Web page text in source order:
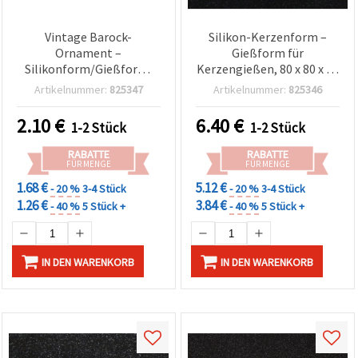
Vintage Barock-
Ornament –
Silikonform/Gießform,
128×57×10 mm, für Resin,
Clay & Gips, DIY Basteln
Artikelnummer: 825347
2.10€ 1-2 Stück
RABATTE
FÜR MENGE
1.68 €- 20 %3-4 Stück
1.26 €- 40 %5 Stück +
IN DEN WARENKORB
Silikon-Kerzenform –
Gießform für
Kerzengießen, 80 x 80 x 45
mm
Artikelnummer: 825346
6.40€ 1-2 Stück
RABATTE
FÜR MENGE
5.12 €- 20 %3-4 Stück
3.84 €- 40 %5 Stück +
IN DEN WARENKORB